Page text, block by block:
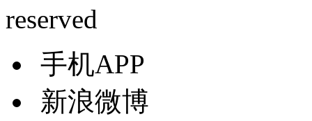
reserved
手机APP
新浪微博